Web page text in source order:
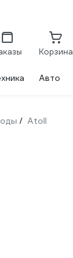
Корзина
Авто
/ Atoll